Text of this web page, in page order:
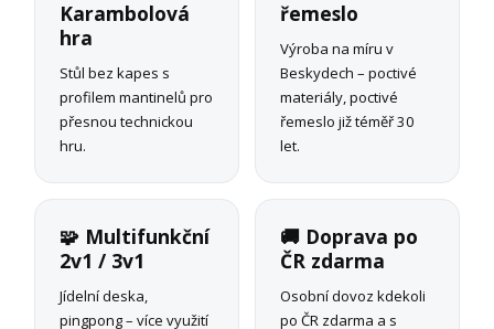
Karambolová
hra
Stůl bez kapes s
profilem mantinelů pro
přesnou technickou
hru.
řemeslo
Výroba na míru v
Beskydech – poctivé
materiály, poctivé
řemeslo již téměř 30
let.
🧩 Multifunkční
2v1 / 3v1
Jídelní deska,
pingpong – více využití
🚚 Doprava po
ČR zdarma
Osobní dovoz kdekoli
po ČR zdarma a s